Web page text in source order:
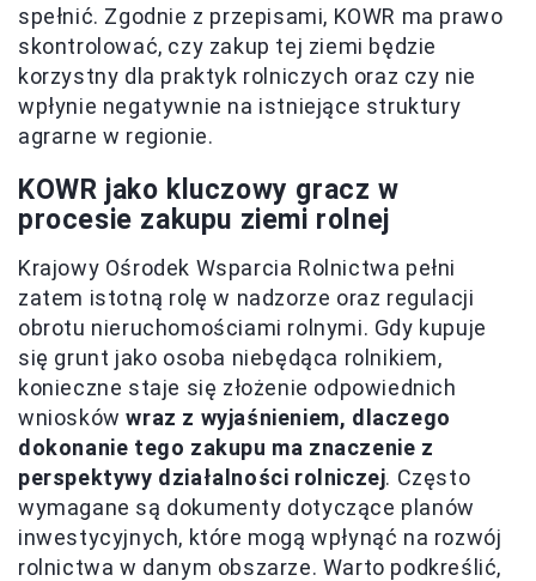
spełnić. Zgodnie z przepisami, KOWR ma prawo
skontrolować, czy zakup tej ziemi będzie
korzystny dla praktyk rolniczych oraz czy nie
wpłynie negatywnie na istniejące struktury
agrarne w regionie.
KOWR jako kluczowy gracz w
procesie zakupu ziemi rolnej
Krajowy Ośrodek Wsparcia Rolnictwa pełni
zatem istotną rolę w nadzorze oraz regulacji
obrotu nieruchomościami rolnymi. Gdy kupuje
się grunt jako osoba niebędąca rolnikiem,
konieczne staje się złożenie odpowiednich
wnioskówwraz z wyjaśnieniem, dlaczego
dokonanie tego zakupu ma znaczenie z
perspektywy działalności rolniczej. Często
wymagane są dokumenty dotyczące planów
inwestycyjnych, które mogą wpłynąć na rozwój
rolnictwa w danym obszarze. Warto podkreślić,